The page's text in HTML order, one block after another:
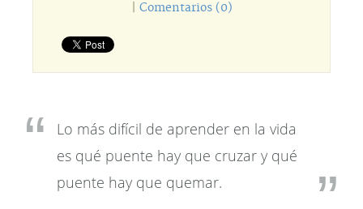
Comentarios (0)
Lo más difícil de aprender en la vida
es qué puente hay que cruzar y qué
puente hay que quemar.